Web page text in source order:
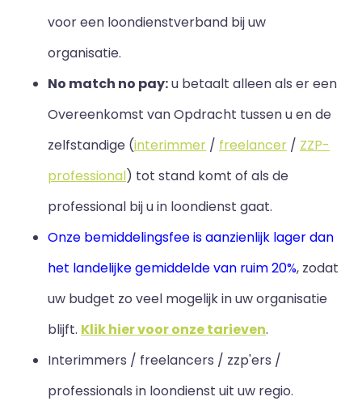
voor een loondienstverband bij uw
organisatie.
No match no pay:u betaalt alleen als er een
Overeenkomst van Opdracht tussen u en de
zelfstandige (interimmer / freelancer / ZZP-
professional) tot stand komt of als de
professional bij u in loondienst gaat.
Onze bemiddelingsfee is aanzienlijk lager dan
het landelijke gemiddelde van ruim 20%, zodat
uw budget zo veel mogelijk in uw organisatie
blijft. Klik hier voor onze tarieven.
Interimmers / freelancers / zzp'ers /
professionals in loondienst uit uw regio.